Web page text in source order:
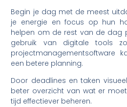
Begin je dag met de meest
je energie en focus op hun
helpen om de rest van de dag
gebruik van digitale tools
projectmanagementsoftware
een betere planning.
Door deadlines en taken
beter overzicht van wat er
tijd effectiever beheren.